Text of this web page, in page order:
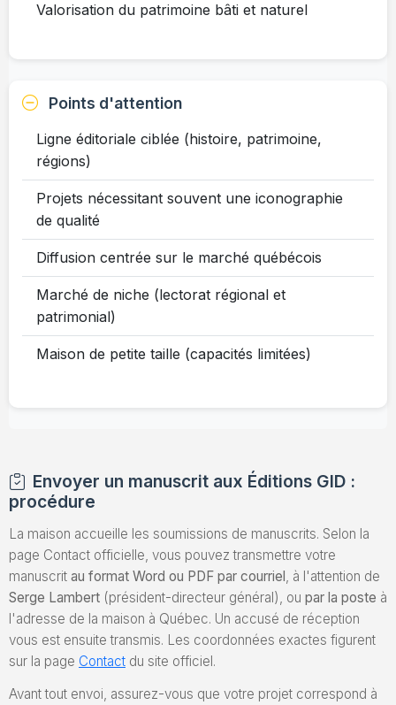
Valorisation du patrimoine bâti et naturel
Points d'attention
Ligne éditoriale ciblée (histoire, patrimoine,
régions)
Projets nécessitant souvent une iconographie
de qualité
Diffusion centrée sur le marché québécois
Marché de niche (lectorat régional et
patrimonial)
Maison de petite taille (capacités limitées)
Envoyer un manuscrit aux Éditions GID :
procédure
La maison accueille les soumissions de manuscrits. Selon la
page Contact officielle, vous pouvez transmettre votre
manuscrit au format Word ou PDF par courriel, à l'attention de
Serge Lambert (président-directeur général), ou par la poste à
l'adresse de la maison à Québec. Un accusé de réception
vous est ensuite transmis. Les coordonnées exactes figurent
sur la page Contact du site officiel.
Avant tout envoi, assurez-vous que votre projet correspond à